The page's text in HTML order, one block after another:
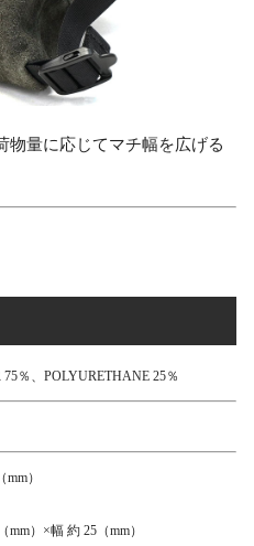
物量に応じてマチ幅を広げる
％、POLYURETHANE 25％
）
）×幅 約 25（mm）